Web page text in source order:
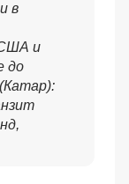
в
США и
до